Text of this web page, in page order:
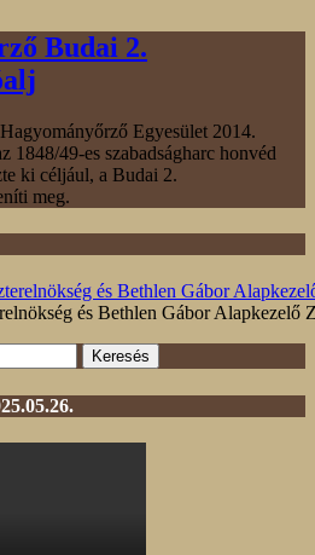
Budai 2.
Egyesület 2014.
1848/49-es szabadságharc honvéd
ki céljául, a Budai 2.
meg.
és Bethlen Gábor Alapkezelő